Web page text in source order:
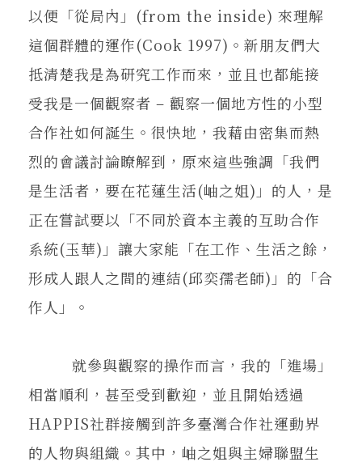
以便「從局內」(from the inside) 來理解
這個群體的運作(Cook 1997)。新朋友們大
抵清楚我是為研究工作而來，並且也都能接
受我是一個觀察者 – 觀察一個地方性的小型
合作社如何誕生。很快地，我藉由密集而熱
烈的會議討論瞭解到，原來這些強調「我們
是生活者，要在花蓮生活(岫之姐)」的人，是
正在嘗試要以「不同於資本主義的互助合作
系統(玉華)」讓大家能「在工作、生活之餘，
形成人跟人之間的連結(邱奕孺老師)」的「合
作人」。
就參與觀察的操作而言，我的「進場」
相當順利，甚至受到歡迎，並且開始透過
HAPPIS社群接觸到許多臺灣合作社運動界
的人物與組織。其中，岫之姐與主婦聯盟生